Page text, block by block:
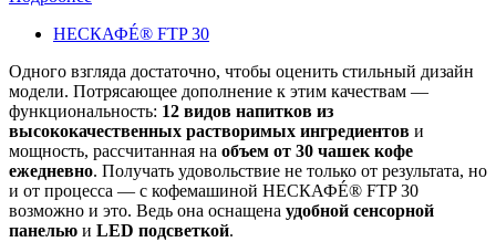
НЕСКАФÉ® FTP 30
Одного взгляда достаточно, чтобы оценить стильный дизайн
модели. Потрясающее дополнение к этим качествам —
функциональность: 12 видов напитков из
высококачественных растворимых ингредиентов и
мощность, рассчитанная на объем от 30 чашек кофе
ежедневно. Получать удовольствие не только от результата, но
и от процесса — с кофемашиной НЕСКАФÉ® FTP 30
возможно и это. Ведь она оснащена удобной сенсорной
панелью и LED подсветкой.